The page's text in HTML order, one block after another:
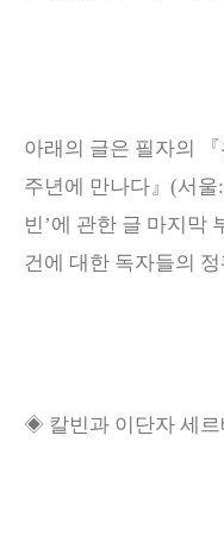
아래의 글은 필자의 『
주년에 만나다』 (서울
빈’에 관한 글 마지막
건에 대한 독자들의
◈ 칼빈과 이단자 세